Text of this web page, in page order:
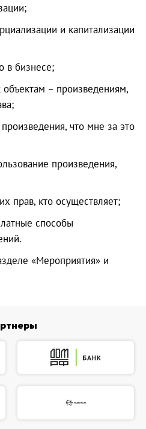
и капитализации
бизнесе;
– произведениям,
что мне за это
произведения,
кто осуществляет;
способы
«Мероприятия» и